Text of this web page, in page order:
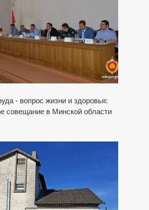
- вопрос жизни и здоровья:
совещание в Минской области